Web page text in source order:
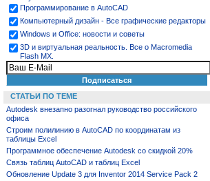
Программирование в AutoCAD
Компьютерный дизайн - Все графические редакторы
Windows и Office: новости и советы
3D и виртуальная реальность. Все о Macromedia
Flash MX.
СТАТЬИ ПО ТЕМЕ
Autodesk внезапно разогнал руководство российского
офиса
Строим полилинию в AutoCAD по координатам из
таблицы Excel
Программное обеспечение Autodesk со скидкой 20%
Связь таблиц AutoCAD и таблиц Excel
Обновление Update 3 для Inventor 2014 Service Pack 2